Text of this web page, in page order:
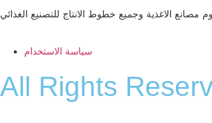
الاغذية وجميع خطوط الانتاج للتصنيع الغذائي
سياسة الاستخدام
All Rights